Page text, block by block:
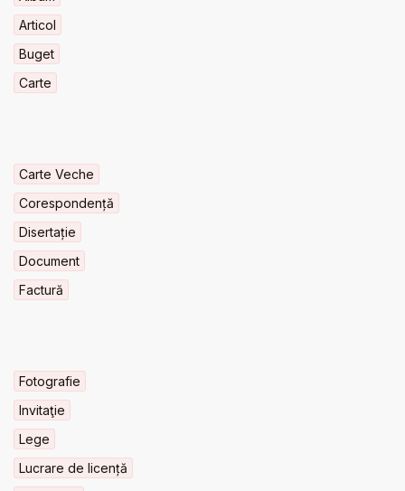
Articol
Buget
Carte
Carte Veche
Corespondență
Disertație
Document
Factură
Fotografie
Invitaţie
Lege
Lucrare de licență